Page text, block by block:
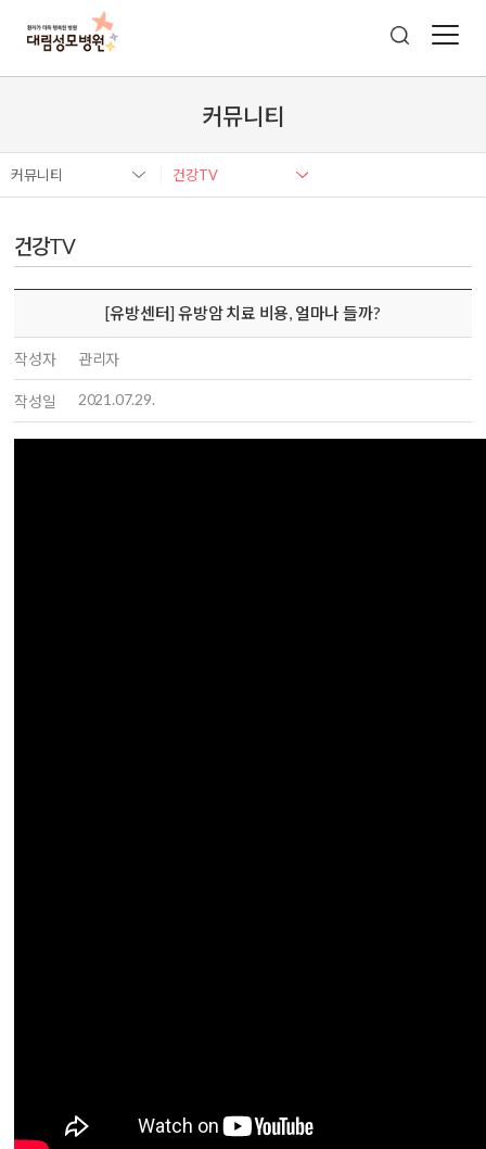
커뮤니티
커뮤니티 건강TV
건강TV
[유방센터] 유방암 치료 비용, 얼마나 들까?
작성자 관리자
작성일 2021.07.29.